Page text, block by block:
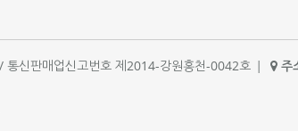
신판매업신고번호 제2014-강원홍천-0042호 |
주